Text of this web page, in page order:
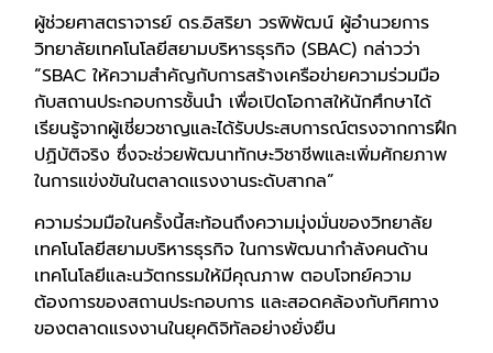
ผู้ช่วยศาสตราจารย์ ดร.อิสริยา วรพิพัฒน์ ผู้อำนวยการ
วิทยาลัยเทคโนโลยีสยามบริหารธุรกิจ (SBAC) กล่าวว่า
“SBAC ให้ความสำคัญกับการสร้างเครือข่ายความร่วมมือ
กับสถานประกอบการชั้นนำ เพื่อเปิดโอกาสให้นักศึกษาได้
เรียนรู้จากผู้เชี่ยวชาญและได้รับประสบการณ์ตรงจากการฝึก
ปฏิบัติจริง ซึ่งจะช่วยพัฒนาทักษะวิชาชีพและเพิ่มศักยภาพ
ในการแข่งขันในตลาดแรงงานระดับสากล”
ความร่วมมือในครั้งนี้สะท้อนถึงความมุ่งมั่นของวิทยาลัย
เทคโนโลยีสยามบริหารธุรกิจ ในการพัฒนากำลังคนด้าน
เทคโนโลยีและนวัตกรรมให้มีคุณภาพ ตอบโจทย์ความ
ต้องการของสถานประกอบการ และสอดคล้องกับทิศทาง
ของตลาดแรงงานในยุคดิจิทัลอย่างยั่งยืน